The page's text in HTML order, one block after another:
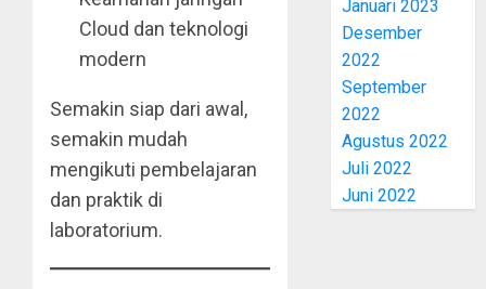
Cloud dan teknologi
modern
Semakin siap dari awal,
semakin mudah
mengikuti pembelajaran
dan praktik di
laboratorium.
Januari 2023
Desember
2022
September
2022
Agustus 2022
Juli 2022
Juni 2022